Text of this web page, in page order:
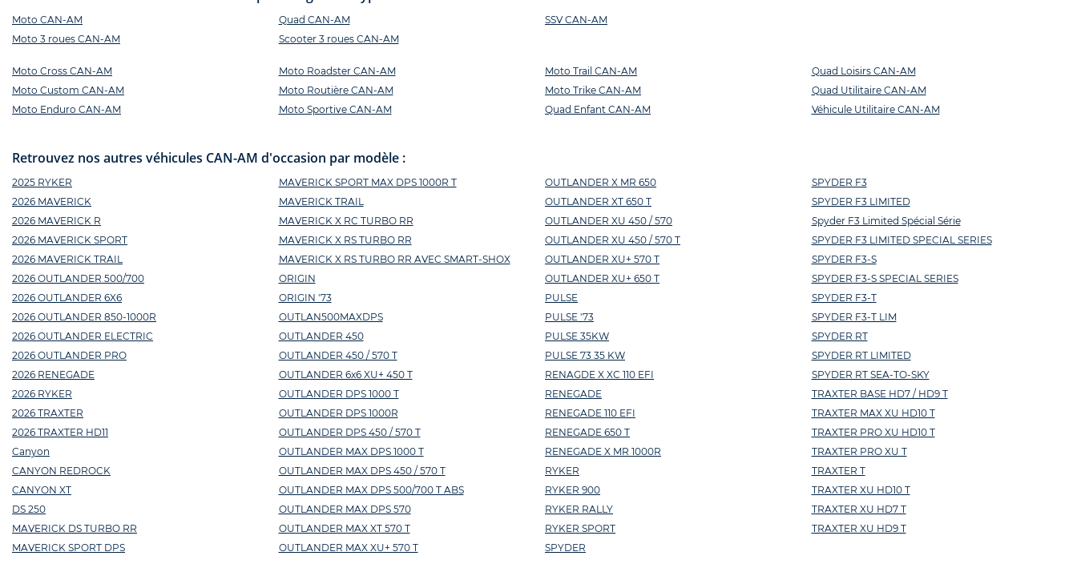
Moto CAN-AM
Moto 3 roues CAN-AM
Quad CAN-AM
Scooter 3 roues CAN-AM
SSV CAN-AM
Moto Cross CAN-AM
Moto Custom CAN-AM
Moto Enduro CAN-AM
Moto Roadster CAN-AM
Moto Routière CAN-AM
Moto Sportive CAN-AM
Moto Trail CAN-AM
Moto Trike CAN-AM
Quad Enfant CAN-AM
Quad Loisirs CAN-AM
Quad Utilitaire CAN-AM
Véhicule Utilitaire CAN-AM
Retrouvez nos autres véhicules CAN-AM d'occasion par modèle :
2025 RYKER
2026 MAVERICK
2026 MAVERICK R
2026 MAVERICK SPORT
2026 MAVERICK TRAIL
2026 OUTLANDER 500/700
2026 OUTLANDER 6X6
2026 OUTLANDER 850-1000R
2026 OUTLANDER ELECTRIC
2026 OUTLANDER PRO
2026 RENEGADE
2026 RYKER
2026 TRAXTER
2026 TRAXTER HD11
Canyon
CANYON REDROCK
CANYON XT
DS 250
MAVERICK DS TURBO RR
MAVERICK SPORT DPS
MAVERICK SPORT MAX DPS 1000R T
MAVERICK TRAIL
MAVERICK X RC TURBO RR
MAVERICK X RS TURBO RR
MAVERICK X RS TURBO RR AVEC SMART-SHOX
ORIGIN
ORIGIN '73
OUTLAN500MAXDPS
OUTLANDER 450
OUTLANDER 450 / 570 T
OUTLANDER 6x6 XU+ 450 T
OUTLANDER DPS 1000 T
OUTLANDER DPS 1000R
OUTLANDER DPS 450 / 570 T
OUTLANDER MAX DPS 1000 T
OUTLANDER MAX DPS 450 / 570 T
OUTLANDER MAX DPS 500/700 T ABS
OUTLANDER MAX DPS 570
OUTLANDER MAX XT 570 T
OUTLANDER MAX XU+ 570 T
OUTLANDER X MR 650
OUTLANDER XT 650 T
OUTLANDER XU 450 / 570
OUTLANDER XU 450 / 570 T
OUTLANDER XU+ 570 T
OUTLANDER XU+ 650 T
PULSE
PULSE '73
PULSE 35KW
PULSE 73 35 KW
RENAGDE X XC 110 EFI
RENEGADE
RENEGADE 110 EFI
RENEGADE 650 T
RENEGADE X MR 1000R
RYKER
RYKER 900
RYKER RALLY
RYKER SPORT
SPYDER
SPYDER F3
SPYDER F3 LIMITED
Spyder F3 Limited Spécial Série
SPYDER F3 LIMITED SPECIAL SERIES
SPYDER F3-S
SPYDER F3-S SPECIAL SERIES
SPYDER F3-T
SPYDER F3-T LIM
SPYDER RT
SPYDER RT LIMITED
SPYDER RT SEA-TO-SKY
TRAXTER BASE HD7 / HD9 T
TRAXTER MAX XU HD10 T
TRAXTER PRO XU HD10 T
TRAXTER PRO XU T
TRAXTER T
TRAXTER XU HD10 T
TRAXTER XU HD7 T
TRAXTER XU HD9 T